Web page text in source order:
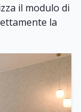
il modulo di
la